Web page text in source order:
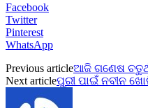
Facebook
Twitter
Pinterest
WhatsApp
Previous articleଆଜି ଗଣେଷ
Next articleପୁରୀ ପାଇଁ ନବୀନ